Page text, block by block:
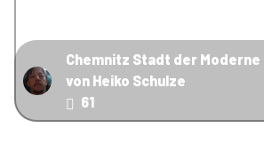
Chemnitz Stadt der Moderne
von Heiko Schulze
61